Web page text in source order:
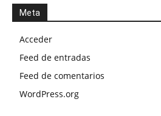
Meta
Acceder
Feed de entradas
Feed de comentarios
WordPress.org